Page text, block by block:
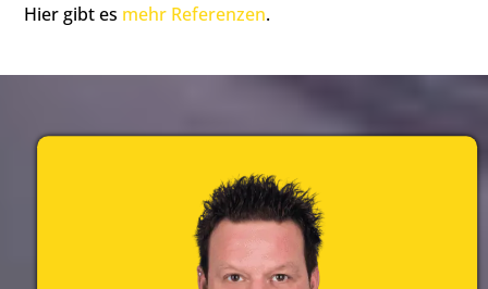
Hier gibt es mehr Referenzen.